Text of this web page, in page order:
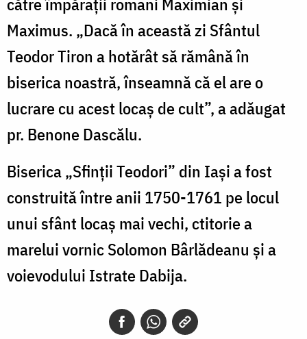
Maximus. „Dacă în această zi Sfântul
Teodor Tiron a hotărât să rămână în
biserica noastră, înseamnă că el are o
lucrare cu acest locaș de cult”, a adăugat
pr. Benone Dascălu.
Biserica „Sfinții Teodori” din Iași a fost
construită între anii 1750-1761 pe locul
unui sfânt locaș mai vechi, ctitorie a
marelui vornic Solomon Bârlădeanu și a
voievodului Istrate Dabija.